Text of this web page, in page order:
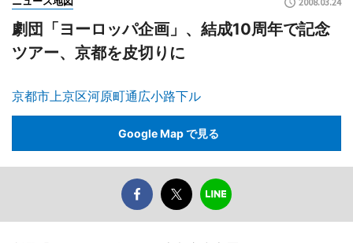
劇団「ヨーロッパ企画」、結成10周年で記念
ツアー、京都を皮切りに
京都市上京区河原町通広小路下ル
Google Map で見る